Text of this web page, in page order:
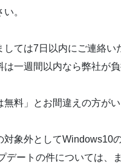
。
ては7日以内にご連絡い
は一週間以内なら弊社が
無料」とお間違えの方が
象外としてWindows10
デートの件については、